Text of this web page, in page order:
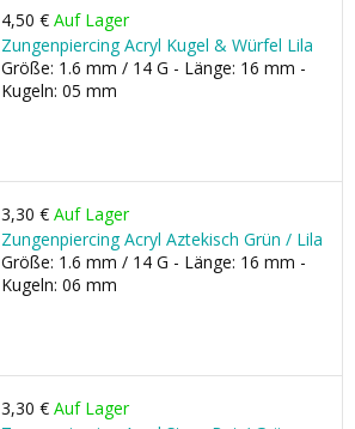
4,50 € Auf Lager
Zungenpiercing Acryl Kugel & Würfel Lila
Größe: 1.6 mm / 14 G - Länge: 16 mm -
Kugeln: 05 mm
3,30 € Auf Lager
Zungenpiercing Acryl Aztekisch Grün / Lila
Größe: 1.6 mm / 14 G - Länge: 16 mm -
Kugeln: 06 mm
3,30 € Auf Lager